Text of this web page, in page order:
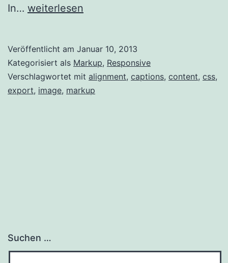
In… Markup:
weiterlesen
Veröffentlicht am Januar 10, 2013
Kategorisiert als Markup, Responsive
Verschlagwortet mit alignment, captions, content, css,
export, image, markup
Suchen …